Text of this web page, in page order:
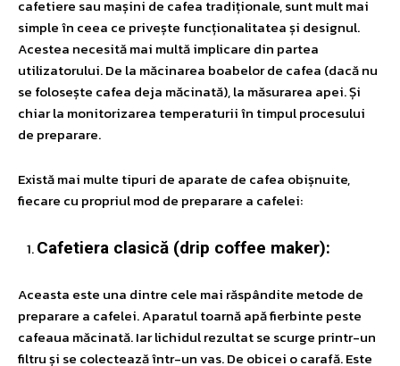
cafetiere sau mașini de cafea tradiționale, sunt mult mai
simple în ceea ce privește funcționalitatea și designul.
Acestea necesită mai multă implicare din partea
utilizatorului. De la măcinarea boabelor de cafea (dacă nu
se folosește cafea deja măcinată), la măsurarea apei. Și
chiar la monitorizarea temperaturii în timpul procesului
de preparare.
Există mai multe tipuri de aparate de cafea obișnuite,
fiecare cu propriul mod de preparare a cafelei:
Cafetiera clasică (drip coffee maker):
Aceasta este una dintre cele mai răspândite metode de
preparare a cafelei. Aparatul toarnă apă fierbinte peste
cafeaua măcinată. Iar lichidul rezultat se scurge printr-un
filtru și se colectează într-un vas. De obicei o carafă. Este